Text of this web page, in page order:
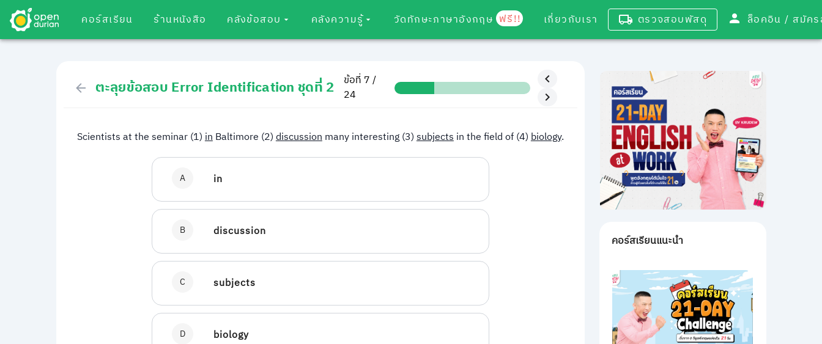
คอร์สเรียน ร้านหนังสือ คลังข้อสอบ คลังความรู้ วัดทักษะภาษาอังกฤษ ฟรี!! เกี่ยวกับเรา ตรวจสอบพัสดุ ล็อคอิน /
ตะลุยข้อสอบ Error Identification ชุดที่ 2
ข้อที่ 7 /
24
Scientists at the seminar (1)inBaltimore (2)discussionmany interesting (3)subjectsin the field of (4)biology.
A in
B discussion
C subjects
D biology
คอร์สเรียนแนะนำ